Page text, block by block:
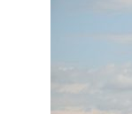
07